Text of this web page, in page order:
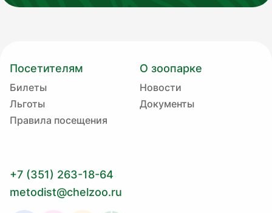
Посетителям
Билеты
Льготы
Правила посещения
О зоопарке
Новости
Документы
+7 (351) 263-18-64
metodist@chelzoo.ru